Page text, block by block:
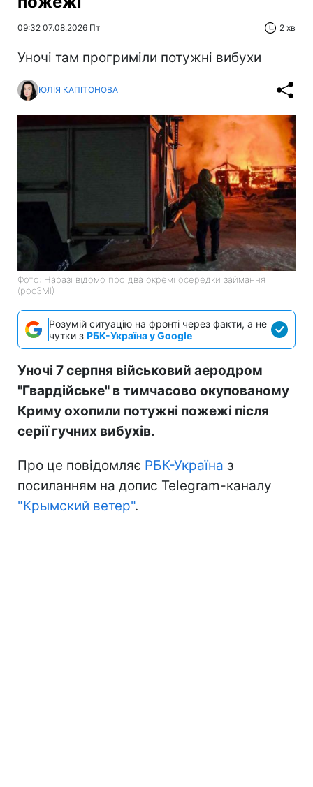
09:32 07.08.2026 Пт 2 хв
Уночі там прогриміли потужні вибухи
ЮЛІЯ КАПІТОНОВА
Фото: Наразі відомо про два окремі осередки займання
(росЗМІ)
Розумій ситуацію на фронті через факти, а не
чутки з РБК-Україна у Google
Уночі 7 серпня військовий аеродром
"Гвардійське" в тимчасово окупованому
Криму охопили потужні пожежі після
серії гучних вибухів.
Про це повідомляє РБК-Україна з
посиланням на допис Telegram-каналу
"Крымский ветер".